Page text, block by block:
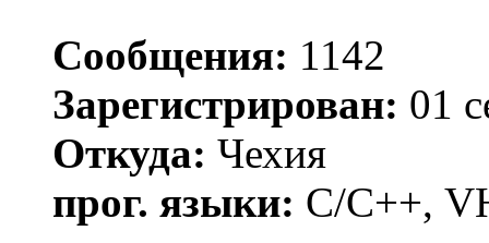
Сообщения: 1142
Зарегистрирован: 01
Откуда: Чехия
прог. языки: C/С++,